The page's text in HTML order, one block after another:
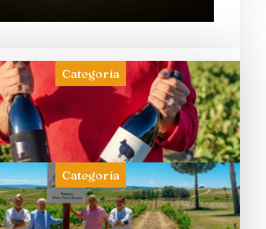
Categoría
Categoría